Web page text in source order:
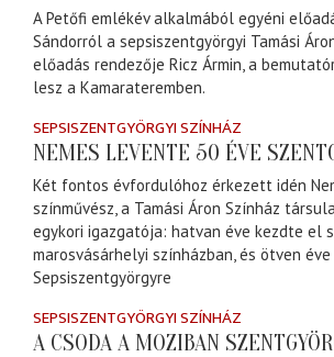
A Petőfi emlékév alkalmából egyéni
Sándorról a sepsiszentgyörgyi Tamási
előadás rendezője Ricz Ármin, a
lesz a Kamarateremben.
SEPSISZENTGYÖRGYI SZÍNHÁZ
NEMES LEVENTE 50 ÉVE
Két fontos évfordulóhoz érkezett idén
színművész, a Tamási Áron Színház
egykori igazgatója: hatvan éve kezdte el
marosvásárhelyi színházban, és ötven
Sepsiszentgyörgyre
SEPSISZENTGYÖRGYI SZÍNHÁZ
A CSODA A MOZIBAN